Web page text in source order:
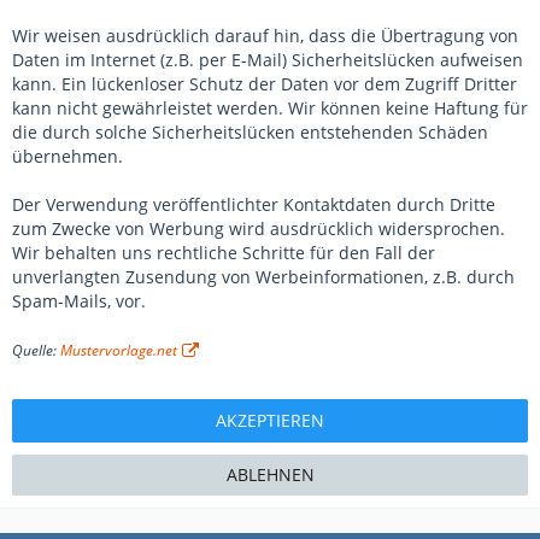
Wir weisen ausdrücklich darauf hin, dass die Übertragung von
Daten im Internet (z.B. per E-Mail) Sicherheitslücken aufweisen
kann. Ein lückenloser Schutz der Daten vor dem Zugriff Dritter
kann nicht gewährleistet werden. Wir können keine Haftung für
die durch solche Sicherheitslücken entstehenden Schäden
übernehmen.
Der Verwendung veröffentlichter Kontaktdaten durch Dritte
zum Zwecke von Werbung wird ausdrücklich widersprochen.
Wir behalten uns rechtliche Schritte für den Fall der
unverlangten Zusendung von Werbeinformationen, z.B. durch
Spam-Mails, vor.
Quelle:Mustervorlage.net
ABLEHNEN